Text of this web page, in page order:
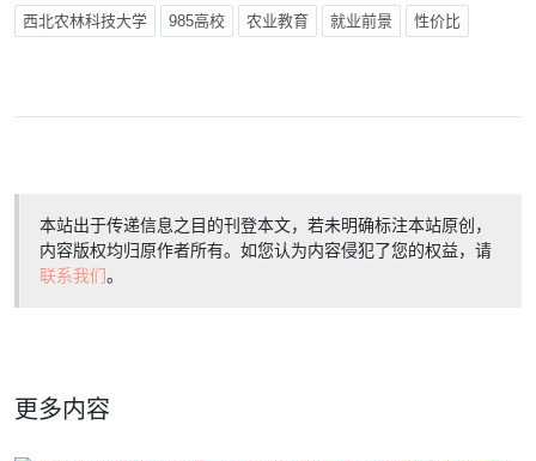
西北农林科技大学 985高校 农业教育 就业前景 性价比
本站出于传递信息之目的刊登本文，若未明确标注本站原创，
内容版权均归原作者所有。如您认为内容侵犯了您的权益，请
联系我们。
更多内容